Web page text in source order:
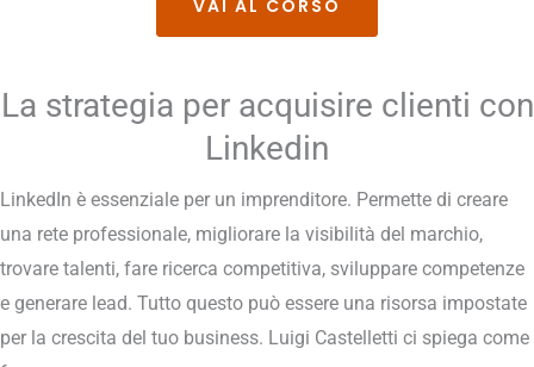
VAI AL CORSO
La strategia per acquisire clienti con
Linkedin
LinkedIn è essenziale per un imprenditore. Permette di creare
una rete professionale, migliorare la visibilità del marchio,
trovare talenti, fare ricerca competitiva, sviluppare competenze
e generare lead. Tutto questo può essere una risorsa impostate
per la crescita del tuo business. Luigi Castelletti ci spiega come